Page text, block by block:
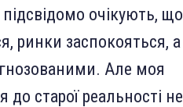
підсвідомо очікують, що
ринки заспокояться, а
Але моя
старої реальності не